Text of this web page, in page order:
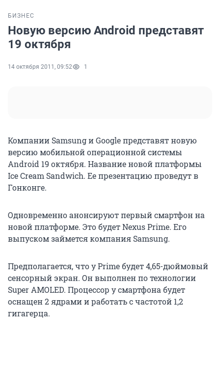
БИЗНЕС
Новую версию Android представят
19 октября
14 октября 2011, 09:52 1
Компании Samsung и Google представят новую
версию мобильной операционной системы
Android 19 октября. Название новой платформы
Ice Cream Sandwich. Ее презентацию проведут в
Гонконге.
Одновременно анонсируют первый смартфон на
новой платформе. Это будет Nexus Prime. Его
выпуском займется компания Samsung.
Предполагается, что у Prime будет 4,65-дюймовый
сенсорный экран. Он выполнен по технологии
Super AMOLED. Процессор у смартфона будет
оснащен 2 ядрами и работать с частотой 1,2
гигагерца.